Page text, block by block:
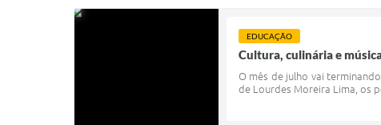
EDUCAÇÃO
Cultura, culinária e
O mês de julho vai
de Lourdes Moreira Lima, os